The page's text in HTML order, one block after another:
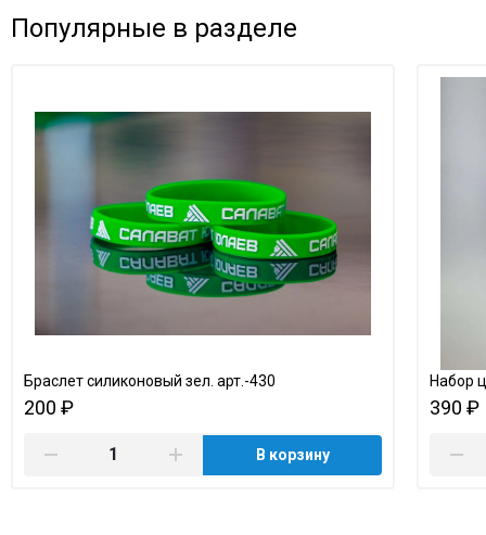
Популярные в разделе
Браслет силиконовый зел. арт.-430
200 ₽
В корзину
Набор
390 ₽